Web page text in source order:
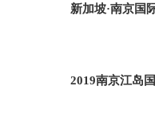
新加坡·南京国
2019南京江岛